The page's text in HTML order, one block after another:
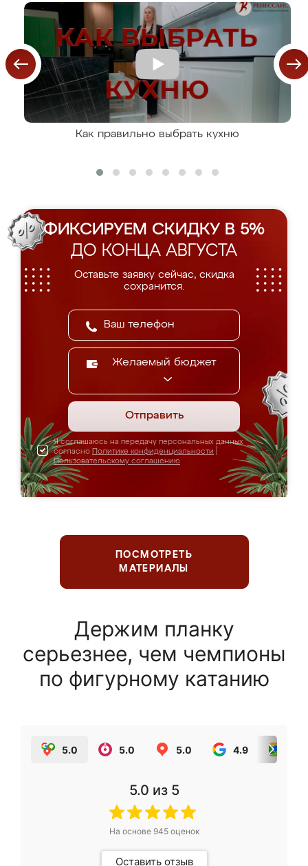
Как правильно выбрать кухню
ФИКСИРУЕМ СКИДКУ В 5%
ДО КОНЦА АВГУСТА
Оставьте заявку сейчас, скидка
сохранится.
Желаемый бюджет
Отправить
Я соглашаюсь на передачу персональных данных
согласно Политике конфиденциальности
Пользовательскому соглашению
ПОСМОТРЕТЬ
МАТЕРИАЛЫ
Держим планку
серьезнее, чем чемпионы
по фигурному катанию
5.0 5.0 5.0 4.9
5.0 из 5
На основе 945оценок
Оставить отзыв